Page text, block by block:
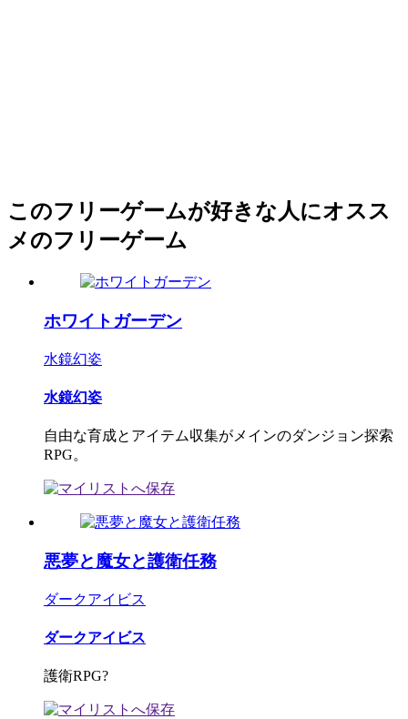
このフリーゲームが好きな人にオスス
メのフリーゲーム
ホワイトガーデン
水鏡幻姿
水鏡幻姿
自由な育成とアイテム収集がメインのダンジョン探索
RPG。
悪夢と魔女と護衛任務
ダークアイビス
ダークアイビス
護衛RPG?